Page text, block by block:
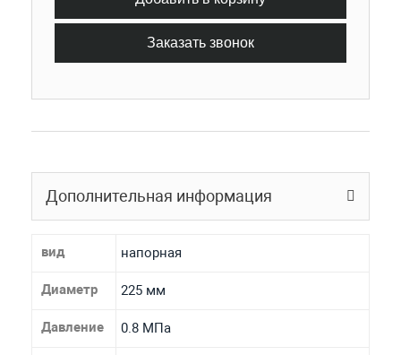
Заказать звонок
Дополнительная информация
вид напорная
Диаметр 225 мм
Давление 0.8 МПа